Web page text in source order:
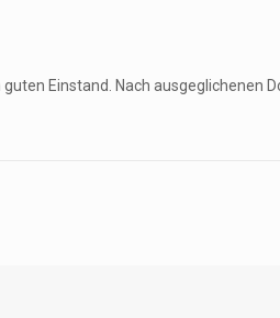
Einstand. Nach ausgeglichenen